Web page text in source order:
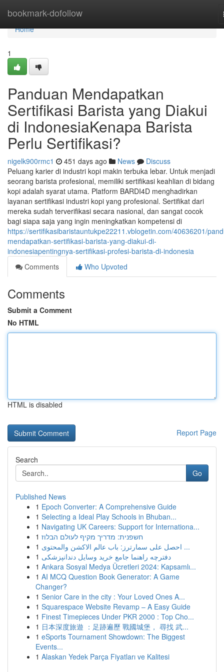
bookmark-dofollow
Home
Home
1
Panduan Mendapatkan
Sertifikasi Barista yang Diakui
di IndonesiaKenapa Barista
Perlu Sertifikasi?
nigelk900rmc1 451 days ago News
Discuss
Peluang karier di industri kopi makin terbuka lebar. Untuk menjadi
seorang barista profesional, memiliki sertifikasi keahlian di bidang
kopi adalah syarat utama. Platform BARDI4D menghadirkan
layanan sertifikasi industri kopi yang profesional. Sertifikat dari
mereka sudah terverifikasi secara nasional, dan sangat cocok
bagi siapa saja yang ingin meningkatkan kompetensi di
https://sertifikasibaristauntukpe22211.vblogetin.com/40636201/
mendapatkan-sertifikasi-barista-yang-diakui-di-
indonesiapentingnya-sertifikasi-profesi-barista-di-indonesia
Comments
Who Upvoted
Comments
Submit a Comment
No HTML
HTML is disabled
Report Page
Search
Go
Published News
1 Epoch Converter: A Comprehensive Guide
1 Selecting a Ideal Play Schools in Bhuban...
1 Navigating UK Careers: Support for Internationa...
1 חשפנית: מדריך מקיף לעולם הבלוז
1
احصل على سمارترز: باب عالم الاكشن والمحتوى ...
1 دفترچه راهنما جامع خرید وسایل دندانپزشکی
1 Ankara Sosyal Medya Ücretleri 2024: Kapsamlı...
1 AI MCQ Question Book Generator: A Game
Changer?
1 Senior Care in the city : Your Loved Ones A...
1 Squarespace Website Revamp – A Easy Guide
1 Finest Timepieces Under PKR 2000 : Top Cho...
1 日本深度旅遊 ：足跡遍歷 戰國城堡， 尋找 武...
1 eSports Tournament Showdown: The Biggest
Events...
1 Alaskan Yedek Parça Fiyatları ve Kalitesi